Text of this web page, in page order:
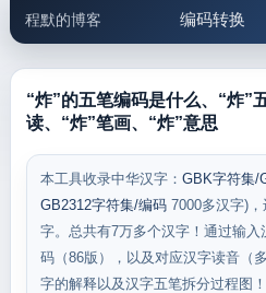
程默的博客 编码转换
邮件工具 生活便民
5.1支付宝大
“炸”的五笔编码是什么、“炸”
读、“炸”笔画、“炸”意思
本工具收录中华汉字： GBK字符集/
GB2312字符集/编码 7000多汉字)
字。总共有7万多个汉字！通过输
码（86版），以及对应汉字读音（
字的解释以及汉字五笔拆分过程图！